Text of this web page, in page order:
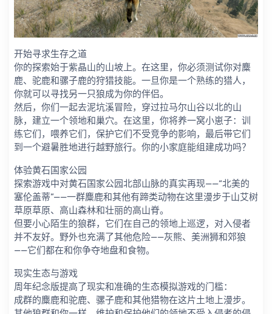
开始寻求生存之道
你的探索始于紫晶山的山坡上。在这里，你必须测试你对麋
鹿、驼鹿和骡子鹿的狩猎技能。一旦你是一个熟练的猎人，
你就可以寻找另一只狼成为你的伴侣。
然后，你们一起去泥坑溪冒险，穿过拉马尔山谷以北的山
脉，建立一个领地和巢穴。在这里，你将养一窝小崽子：训
练它们，喂养它们，保护它们不受竞争的影响，最后带它们
到一个避暑胜地进行越野旅行。你的小家庭能组建成功吗？
体验黄石国家公园
探索游戏中对黄石国家公园北部山脉的真实再现——“北美的
塞伦盖蒂”——一群麋鹿和其他有蹄类动物在这里漫步于山艾树
草原草原、高山森林和壮丽的高山脊。
但要小心陌生的狼群，它们在自己的领地上巡逻，对入侵者
并不友好。野外也充满了其他危险——灰熊、美洲狮和郊狼
——它们都在和你争夺地盘和食物。
现实生态与游戏
周年纪念版提高了现实和准确的生态模拟游戏的门槛：
成群的麋鹿和驼鹿、骡子鹿和其他猎物在这片土地上漫步。